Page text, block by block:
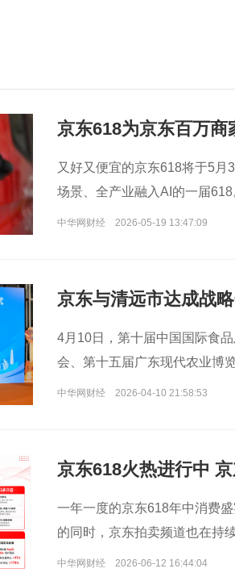
京东618为京东百万
又好又便宜的京东618将于5月
场景、全产业融入AI的一届618
中华网财经 2026-05-19 13:47:09
京东与清远市达成战
系
4月10日，第十届中国国际食
会、第十五届广东现代农业博
举行。会上，广东省清远市正
龄、运动、无抗、可溯源等标
靠的京东清远跑步鸡。未来，
会同时贴上京东跑步鸡与地理
中华网财经 2026-04-10 21:58:53
京东618火热进行中
一年一度的京东618年中消费
的同时，京东拍卖频道也在持
通过整合频道入口、搜推流量
中华网财经 2026-06-12 16:44:04